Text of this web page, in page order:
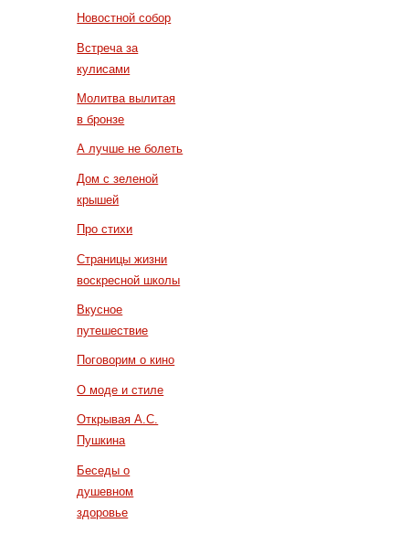
Новостной собор
Встреча за
кулисами
Молитва вылитая
в бронзе
А лучше не болеть
Дом с зеленой
крышей
Про стихи
Страницы жизни
воскресной школы
Вкусное
путешествие
Поговорим о кино
О моде и стиле
Открывая А.С.
Пушкина
Беседы о
душевном
здоровье